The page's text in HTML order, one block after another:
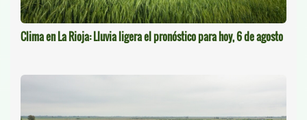
Clima en La Rioja: Lluvia ligera el pronóstico para hoy, 6 de agosto